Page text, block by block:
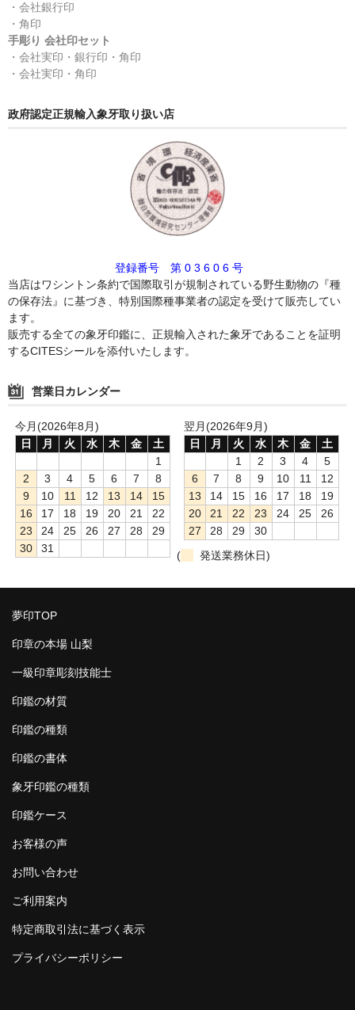
・会社銀行印
・角印
手彫り 会社印セット
・会社実印・銀行印・角印
・会社実印・角印
政府認定正規輸入象牙取り扱い店
登録番号 第 0 3 6 0 6 号
当店はワシントン条約で国際取引が規制されている野生動物の『種
の保存法』に基づき、特別国際種事業者の認定を受けて販売してい
ます。
販売する全ての象牙印鑑に、正規輸入された象牙であることを証明
するCITESシールを添付いたします。
営業日カレンダー
今月(2026年8月)
日
月 火 水 木 金
土
1
2
3 4 5 6 7
8
9
10 11 12 13 14
15
16
17 18 19 20 21
22
23
24 25 26 27 28
29
30
31
翌月(2026年9月)
日
月 火 水 木 金
土
1
2 3 4
5
6
7 8 9 10 11
12
13
14 15 16 17 18
19
20
21 22 23 24 25
26
27
28 29
30
(
発送業務休日)
夢印TOP
印章の本場 山梨
一級印章彫刻技能士
印鑑の材質
印鑑の種類
印鑑の書体
象牙印鑑の種類
印鑑ケース
お客様の声
お問い合わせ
ご利用案内
特定商取引法に基づく表示
プライバシーポリシー